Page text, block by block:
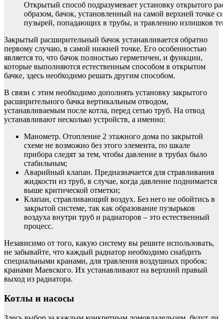
Открытый способ подразумевает установку открытого
образом, бачок, установленный на самой верхней точке
пузырей, попадающих в трубы, и травлению излишков
Закрытый расширительный бачок устанавливается обратно
первому случаю, в самой нижней точке. Его особенностью
является то, что бачок полностью герметичен, и функции,
которые выполняются естественным способом в открытом
бачке, здесь необходимо решать другим способом.
В связи с этим необходимо дополнять установку закрытого
расширительного бачка вертикальным отводом,
устанавливаемым после котла, перед сетью труб. На отвод
устанавливают несколько устройств, а именно:
Манометр. Отопление 2 этажного дома по закрытой
схеме не возможно без этого элемента, по шкале
прибора следят за тем, чтобы давление в трубах было
стабильным;
Аварийный клапан. Предназначается для стравливания
жидкости из труб, в случае, когда давление поднимается
выше критической отметки;
Клапан, стравливающий воздух. Без него не обойтись в
закрытой системе, так как образование пузырьков
воздуха внутри труб и радиаторов – это естественный
процесс.
Независимо от того, какую систему вы решите использовать,
не забывайте, что каждый радиатор необходимо снабдить
специальными кранами, для травления воздушных пробок:
кранами Маевского. Их устанавливают на верхний правый
выход из радиатора.
Котлы и насосы